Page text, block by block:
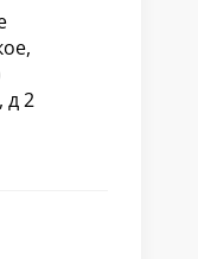
д 2